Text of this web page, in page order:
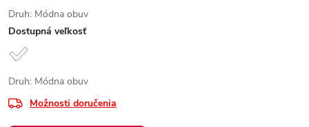
Druh: Módna obuv
Dostupná veľkosť
Druh: Módna obuv
Možnosti doručenia